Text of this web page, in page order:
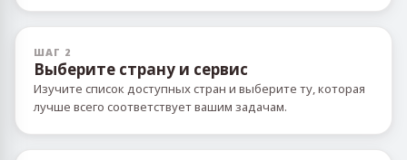
ШАГ 2
Выберите страну и сервис
Изучите список доступных стран и выберите ту, которая
лучше всего соответствует вашим задачам.